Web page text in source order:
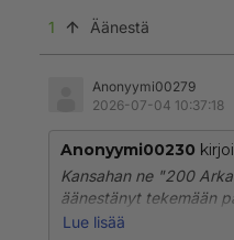
ydinase uhkauksien
ennalta että näin käy.
uhkaileen ydinaseilla
varaa ostaa. vielä
kunkku !
On meillä tyhmät
1 Äänestä
Anonyymi00279
2026-07-04 10:37:18
Anonyymi00230
Kansahan ne "200
äänestänyt tekemään
Lue lisää